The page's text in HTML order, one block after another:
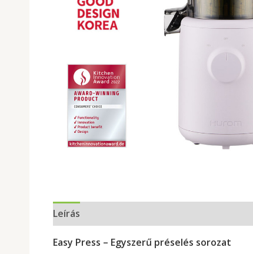
Leírás
Easy Press – Egyszerű préselés sorozat